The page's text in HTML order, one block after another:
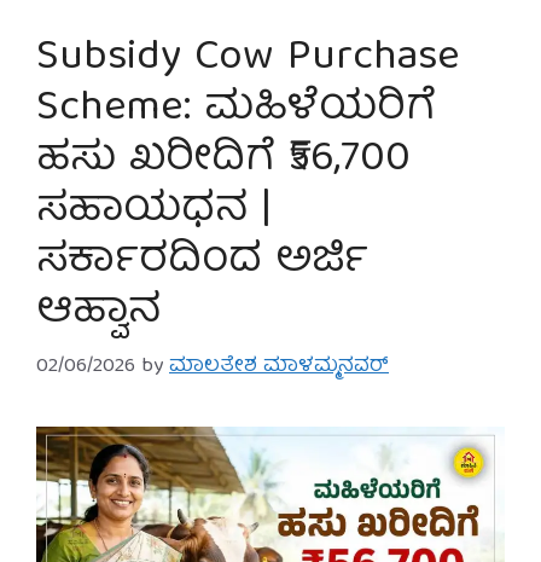
Subsidy Cow Purchase
Scheme: ಮಹಿಳೆಯರಿಗೆ
ಹಸು ಖರೀದಿಗೆ ₹56,700
ಸಹಾಯಧನ |
ಸರ್ಕಾರದಿಂದ ಅರ್ಜಿ
ಆಹ್ವಾನ
02/06/2026 byಮಾಲತೇಶ ಮಾಳಮ್ಮನವರ್